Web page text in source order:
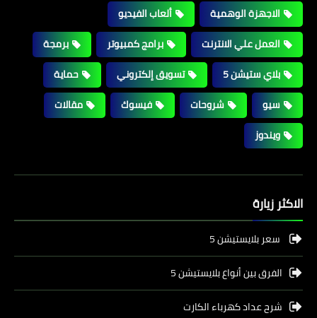
الاجهزة الوهمية
ألعاب الفيديو
العمل علي الانترنت
برامج كمبيوتر
برمجة
بلاي ستيشن 5
تسويق إلكتروني
حماية
سيو
شروحات فيسوك
مقالات
ويندوز
الاكثر زيارة
سعر بلايستيشن 5
الفرق بين أنواع بلايستيشن 5
شرح عداد كهرباء الكارت